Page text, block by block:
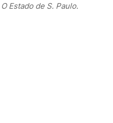
Estado de S. Paulo.